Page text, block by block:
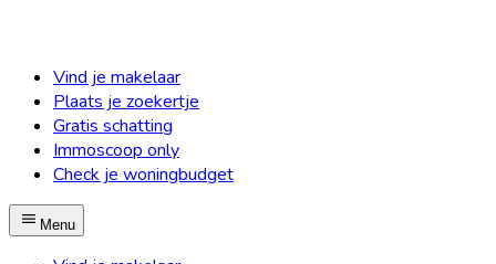
Vind je makelaar
Plaats je zoekertje
Gratis schatting
Immoscoop only
Check je woningbudget
Menu